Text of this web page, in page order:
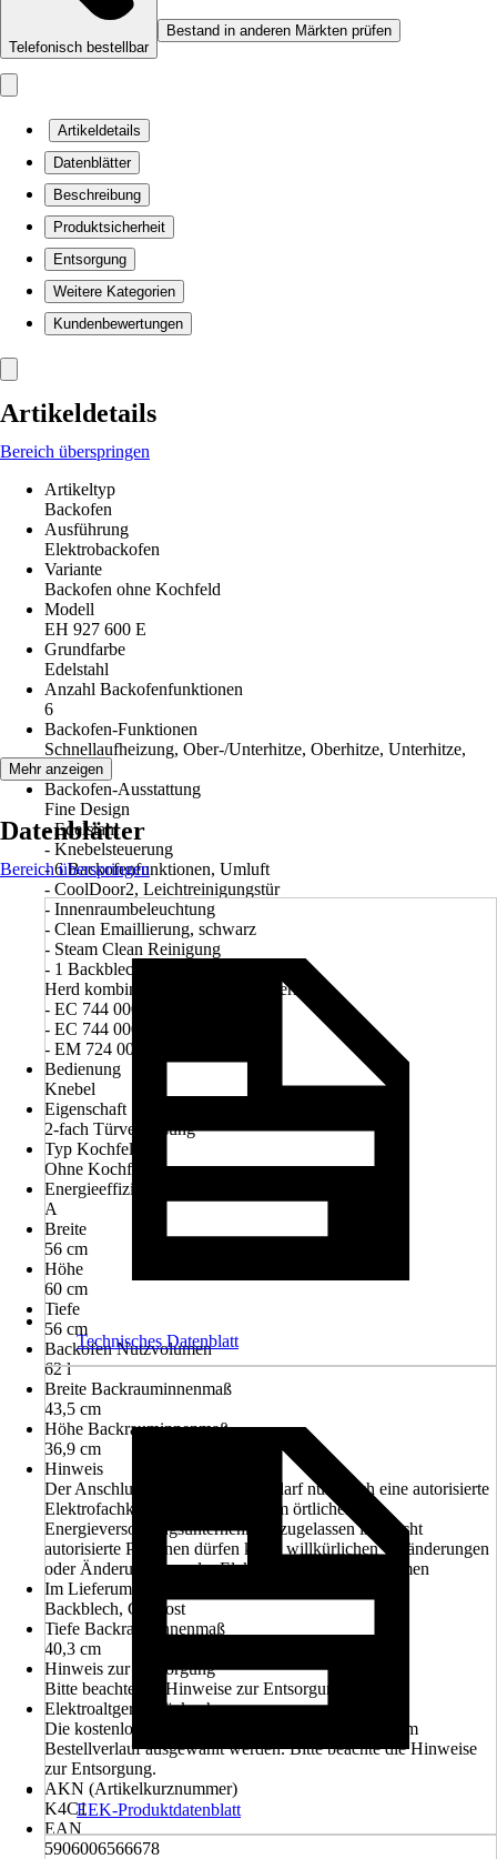
Telefonisch bestellbar
Bestand in anderen Märkten prüfen
Artikeldetails
Datenblätter
Beschreibung
Produktsicherheit
Entsorgung
Weitere Kategorien
Kundenbewertungen
Artikeldetails
Bereich überspringen
Artikeltyp
Backofen
Ausführung
Elektrobackofen
Variante
Backofen ohne Kochfeld
Modell
EH 927 600 E
Grundfarbe
Edelstahl
Anzahl Backofenfunktionen
6
Backofen-Funktionen
Schnellaufheizung, Ober-/Unterhitze, Oberhitze, Unterhitze,
Umluft
Backofen-Ausstattung
Fine Design
- Edelstahl
- Knebelsteuerung
- 6 Backofenfunktionen, Umluft
- CoolDoor2, Leichtreinigungstür
- Innenraumbeleuchtung
- Clean Emaillierung, schwarz
- Steam Clean Reinigung
- 1 Backblech, 1 Grillrost
Herd kombinierbar mit Kochfeld(ern):
- EC 744 000 E
- EC 744 000 C
- EM 724 000 E
Bedienung
Knebel
Eigenschaft
2-fach Türverglasung
Typ Kochfeld
Ohne Kochfeld
Energieeffizienzklasse
A
Breite
56 cm
Höhe
60 cm
Tiefe
56 cm
Backofen Nutzvolumen
62 l
Breite Backrauminnenmaß
43,5 cm
Höhe Backrauminnenmaß
36,9 cm
Hinweis
Der Anschluss an das Stromnetz darf nur durch eine autorisierte
Elektrofachkraft erfolgen, die beim örtlichen
Energieversorgungsunternehmen zugelassen ist. Nicht
autorisierte Personen dürfen keine willkürlichen Veränderungen
oder Änderungen an der Elektroinstallation vornehmen
Im Lieferumfang enthalten
Backblech, Grillrost
Tiefe Backrauminnenmaß
40,3 cm
Hinweis zur Entsorgung
Bitte beachte die Hinweise zur Entsorgung
Elektroaltgerät-Rücknahme
Die kostenlose Rückgabe des Elektro-Geräts kann im
Bestellverlauf ausgewählt werden. Bitte beachte die Hinweise
zur Entsorgung.
AKN (Artikelkurznummer)
K4C1
EAN
5906006566678
Mehr anzeigen
Datenblätter
Bereich überspringen
Technisches Datenblatt
EEK-Produktdatenblatt